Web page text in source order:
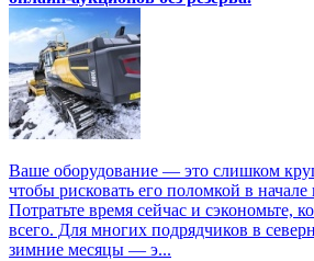
Ваше оборудование — это слишком
чтобы рисковать его поломкой в
Потратьте время сейчас и сэкономьте,
всего. Для многих подрядчиков в
зимние месяцы — э...